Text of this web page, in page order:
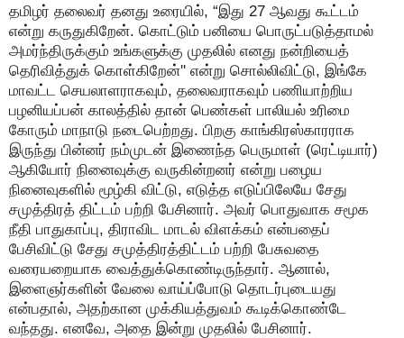
தமிழர் தலைவர் தனது உரையில், “இது 27 ஆவது கூட்டம்
என்று கருதுகிறேன். கொட்டும் பனியை பொருட்படுத்தாமல்
அமர்ந்திருக்கும் உங்களுக்கு முதலில் எனது நன்றியைத்
தெரிவித்துக் கொள்கிறேன்'' என்று சொல்லிவிட்டு, இங்கே
மாவட்ட செயலாளராகவும், தலைவராகவும் பணியாற்றிய
பழனியப்பன் காலத்தில் தான் பெண்கள் பாலியல் உரிமை
கோரும் மாநாடு நடைபெற்றது. பிறகு காங்கிரஸ்காரராக
இருந்து பின்னர் நம்முடன் இணைந்த பெருமாள் (ரெட்டியார்)
ஆகியோர் நினைவுக்கு வருகின்றனர் என்று பழைய
நினைவுகளில் மூழ்கி விட்டு, எடுத்த எடுப்பிலேயே சேது
சமுத்திரத் திட்டம் பற்றி பேசினார். அவர் பொதுவாக சமூக
நீதி பாதுகாப்பு, திராவிட மாடல் விளக்கம் என்பதைப்
பேசிவிட்டு சேது சமுத்திரத்திட்டம் பற்றி பேசுவதை
வரையறையாக வைத்துக்கொண்டிருந்தார். ஆனால்,
இளைஞர்களின் வேலை வாய்ப்போடு தொடர்புடையது
என்பதால், அதற்கான முக்கியத்துவம் கூடிக்கொண்டே
வந்தது. எனவே, அதை இன்று முதலில் பேசினார்.